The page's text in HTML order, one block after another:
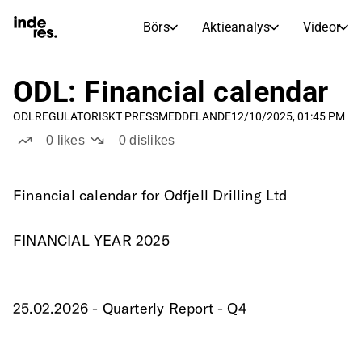
Börs Aktieanalys Videor
Börs
Börskalender
Aktieanalys
Portfölj
inderesTV
Aktiejämförelse
ODL: Financial calendar
ODL REGULATORISKT PRESSMEDDELANDE12/10/2025, 01:45 PM
0 likes 0dislikes
Financial calendar for Odfjell Drilling Ltd
FINANCIAL YEAR 2025
25.02.2026 - Quarterly Report - Q4